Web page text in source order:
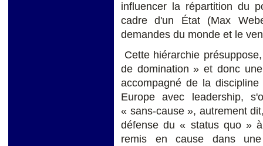
influencer la répartition du
cadre d'un État (Max
demandes du monde et le
Cette hiérarchie
de domination » et donc
accompagné de la
Europe avec leadership,
« sans-cause », autrement
défense du « status quo »
remis en cause dans une